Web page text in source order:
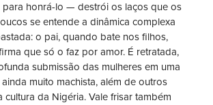
para honrá-lo — destrói os laços que os
se entende a dinâmica complexa
o pai, quando bate nos filhos,
que só o faz por amor. É retratada,
submissão das mulheres em uma
muito machista, além de outros
cultura da Nigéria. Vale frisar também